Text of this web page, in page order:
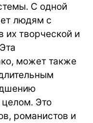
С одной
людям с
творческой и
может также
целом. Это
романистов и